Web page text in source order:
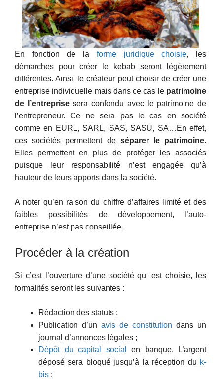
En fonction de la forme juridique choisie, les
démarches pour créer le kebab seront légèrement
différentes. Ainsi, le créateur peut choisir de créer une
entreprise individuelle mais dans ce cas le patrimoine
de l’entreprisesera confondu avec le patrimoine de
l’entrepreneur. Ce ne sera pas le cas en société
comme en EURL, SARL, SAS, SASU, SA…En effet,
ces sociétés permettent de séparer le patrimoine.
Elles permettent en plus de protéger les associés
puisque leur responsabilité n’est engagée qu’à
hauteur de leurs apports dans la société.
A noter qu’en raison du chiffre d’affaires limité et des
faibles possibilités de développement, l’auto-
entreprise n’est pas conseillée.
Procéder à la création
Si c’est l’ouverture d’une société qui est choisie, les
formalités seront les suivantes :
Rédaction des statuts ;
Publication d’un avis de constitution dans un
journal d’annonces légales ;
Dépôt du capital social
en banque. L’argent
déposé sera bloqué jusqu’à la réception du k-
bis ;